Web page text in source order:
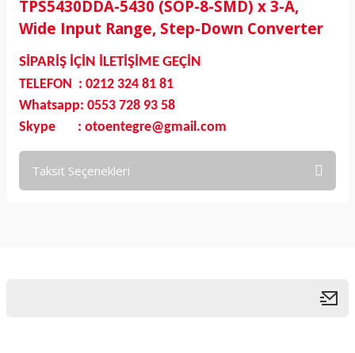
TPS5430DDA-5430 (SOP-8-SMD) x 3-A,
Wide Input Range, Step-Down Converter
SİPARİŞ İÇİN İLETİŞİME GEÇİN
TELEFON : 0212 324 81 81
Whatsapp: 0553 728 93 58
Skype : otoentegre@gmail.com
Taksit Seçenekleri